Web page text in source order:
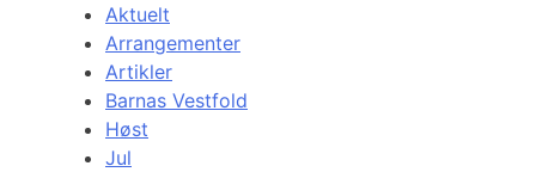
Aktuelt
Arrangementer
Artikler
Barnas Vestfold
Høst
Jul